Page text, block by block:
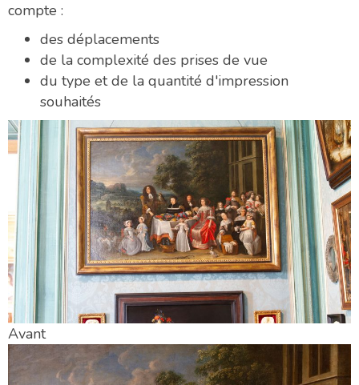
compte :
des déplacements
de la complexité des prises de vue
du type et de la quantité d'impression
souhaités
Avant